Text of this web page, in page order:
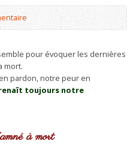
pour évoquer les dernières
mort.
pardon, notre peur en
toujours notre
à mort